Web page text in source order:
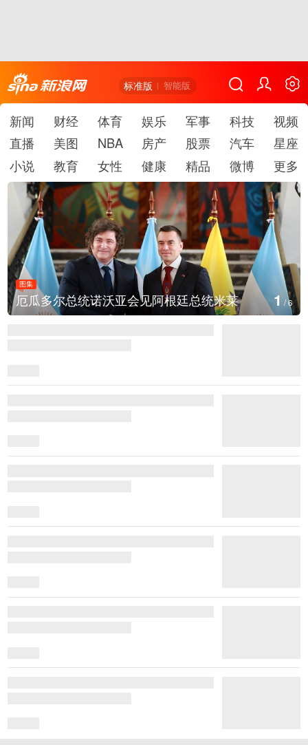
标准版 智能版
新闻 财经 体育 娱乐 军事 科技
视频
直播
美图 NBA 房产 股票 汽车
星座
小说
教育 女性 健康 精品 微博 更多
图集
厄瓜多尔总统诺沃亚会见阿根廷总统米莱 1/6